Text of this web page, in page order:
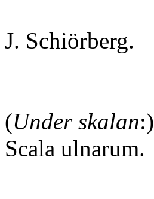
J. Schiörberg.
(Under skalan:)
Scala ulnarum.